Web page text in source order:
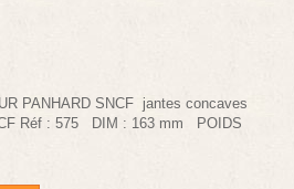
PANHARD SNCF jantes concaves
Réf : 575 DIM : 163 mm POIDS